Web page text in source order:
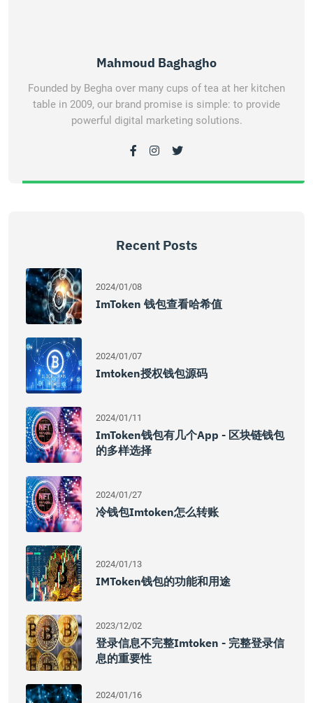
Mahmoud Baghagho
Founded by Begha over many cups of tea at her kitchen
table in 2009, our brand promise is simple: to provide
powerful digital marketing solutions.
Recent Posts
2024/01/08
ImToken 钱包查看哈希值
2024/01/07
Imtoken授权钱包源码
2024/01/11
ImToken钱包有几个app - 区块链钱包
的多样选择
2024/01/27
冷钱包imtoken怎么转账
2024/01/13
IMToken钱包的功能和用途
2023/12/02
登录信息不完整imtoken - 完整登录信
息的重要性
2024/01/16